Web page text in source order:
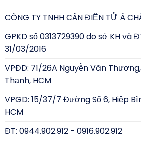
CÔNG TY TNHH CÂN ĐIỆN TỬ Á
GPKD số 0313729390 do sở KH và
31/03/2016
VPĐD: 71/26A Nguyễn Văn
Thạnh, HCM
VPGD: 15/37/7 Đường Số 6, Hiệp
HCM
ĐT: 0944.902.912 - 0916.902.912